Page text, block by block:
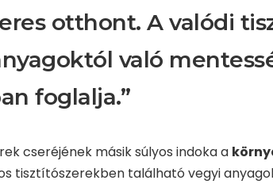
otthont. A valódi
való
foglalja.”
cseréjének másik súlyos indoka a
tisztítószerekben található vegyi